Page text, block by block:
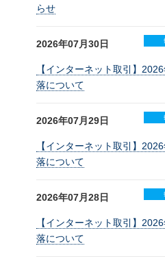
らせ
2026年07月30日
【インターネット取引】
落について
2026年07月29日
【インターネット取引】
落について
2026年07月28日
【インターネット取引】
落について